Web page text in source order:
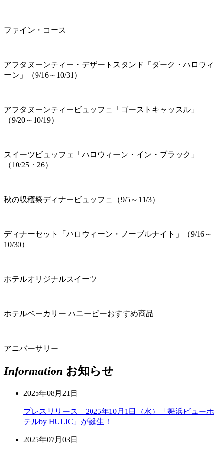
ファイン・コース
アフタヌーンティー・デザートスタンド「ダーク・ハロウィ
ーン」（9/16～10/31）
アフタヌーンティービュッフェ「ゴーストキャッスル」
（9/20～10/19）
スイーツビュッフェ「ハロウィーン・イン・ブラック」
（10/25・26）
秋の収穫祭ディナービュッフェ（9/5～11/3）
ディナーセット「ハロウィーン・ノーブルナイト」（9/16～
10/30）
ホテルオリジナルスイーツ
ホテルベーカリー ハニービーおすすめ商品
アニバーサリー
Information お知らせ
2025年08月21日
プレスリリース 2025年10月1日（水）「舞浜ビューホ
テルby HULIC」が誕生！
2025年07月03日